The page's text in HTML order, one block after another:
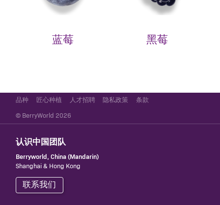
蓝莓 黑莓
品种 匠心种植 人才招聘 隐私政策 条款
© BerryWorld 2026
认识中国团队
Berryworld, China (Mandarin)
Shanghai & Hong Kong
联系我们